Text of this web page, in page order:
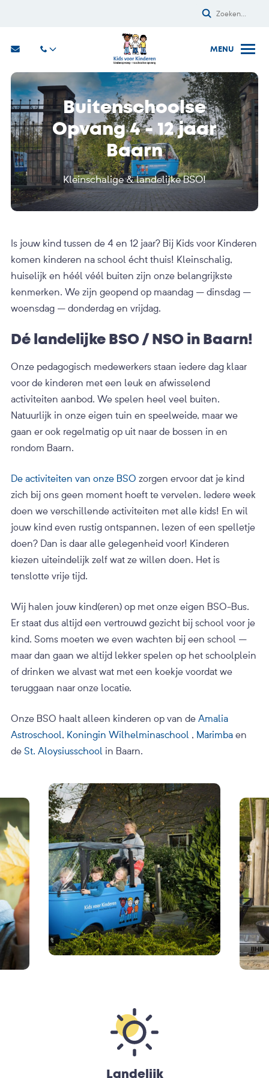
Buitenschoolse
Opvang 4 - 12 jaar
Baarn
Kleinschalige & landelijke BSO!
Is jouw kind tussen de 4 en 12 jaar? Bij Kids voor Kinderen
komen kinderen na school écht thuis! Kleinschalig,
huiselijk en héél véél buiten zijn onze belangrijkste
kenmerken. We zijn geopend op maandag – dinsdag –
woensdag – donderdag en vrijdag.
Dé landelijke BSO / NSO in Baarn!
Onze pedagogisch medewerkers staan iedere dag klaar
voor de kinderen met een leuk en afwisselend
activiteiten aanbod. We spelen heel veel buiten.
Natuurlijk in onze eigen tuin en speelweide, maar we
gaan er ook regelmatig op uit naar de bossen in en
rondom Baarn.
De activiteiten van onze BSO zorgen ervoor dat je kind
zich bij ons geen moment hoeft te vervelen. Iedere week
doen we verschillende activiteiten met alle kids! En wil
jouw kind even rustig ontspannen, lezen of een spelletje
doen? Dan is daar alle gelegenheid voor! Kinderen
kiezen uiteindelijk zelf wat ze willen doen. Het is
tenslotte vrije tijd.
Wij halen jouw kind(eren) op met onze eigen BSO-Bus.
Er staat dus altijd een vertrouwd gezicht bij school voor je
kind. Soms moeten we even wachten bij een school –
maar dan gaan we altijd lekker spelen op het schoolplein
of drinken we alvast wat met een koekje voordat we
teruggaan naar onze locatie.
Onze BSO haalt alleen kinderen op van de Amalia
Astroschool, Koningin Wilhelminaschool , Marimba en
de St. Aloysiusschool in Baarn.
Landelijk